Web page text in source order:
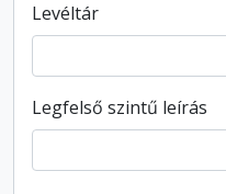
Levéltár
Legfelső szintű leírás